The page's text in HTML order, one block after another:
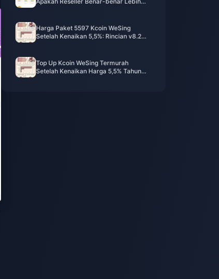
Harga Paket 5597 Kcoin WeSing
Setelah Kenaikan 5,5%: Rincian v8.2
Top Up Kcoin WeSing Termurah
Setelah Kenaikan Harga 5,5% Tahun